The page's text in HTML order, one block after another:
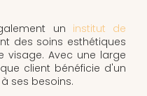
un institut de
des soins esthétiques
Avec une large
client bénéficie d'un
ses besoins.